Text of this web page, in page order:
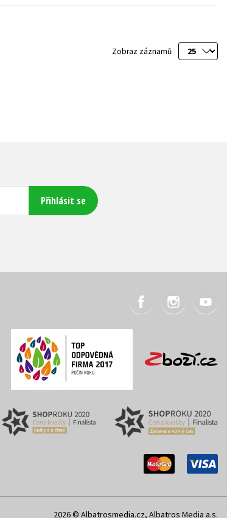
Zobraz záznamů
Přihlásit se
2026 © Albatrosmedia.cz, Albatros Media a.s.